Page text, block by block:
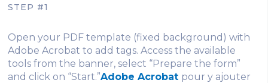
STEP #1
Open your PDF template (fixed background) with
Adobe Acrobat to add tags. Access the available
tools from the banner, select “Prepare the form”
and click on “Start.”Adobe Acrobat pour y ajouter